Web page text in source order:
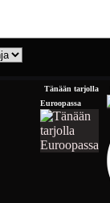
Tänään tarjolla
Euroopassa